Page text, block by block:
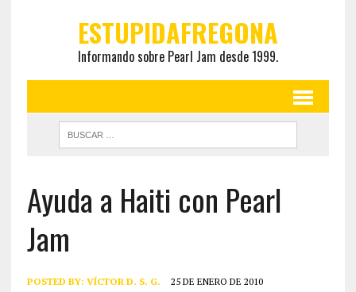
ESTUPIDAFREGONA
Informando sobre Pearl Jam desde 1999.
Ayuda a Haiti con Pearl
Jam
POSTED BY: VÍCTOR D. S. G. 25 DE ENERO DE 2010